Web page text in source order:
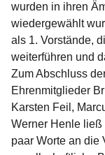
wurden in ihren
wiedergewählt
als 1. Vorstände,
weiterführen und
Zum Abschluss
Ehrenmitglieder
Karsten Feil,
Werner Henle ließ
paar Worte an die